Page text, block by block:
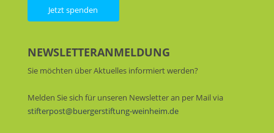
Jetzt spenden
NEWSLETTERANMELDUNG
Sie möchten über Aktuelles informiert werden?
Melden Sie sich für unseren Newsletter an per Mail via
stifterpost@buergerstiftung-weinheim.de